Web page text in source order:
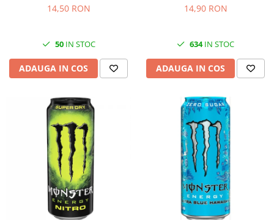
14,50 RON
50IN STOC
ADAUGA IN COS
14,90 RON
634IN STOC
ADAUGA IN COS